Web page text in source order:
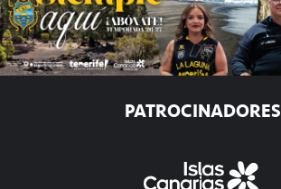
PATROCINADORES